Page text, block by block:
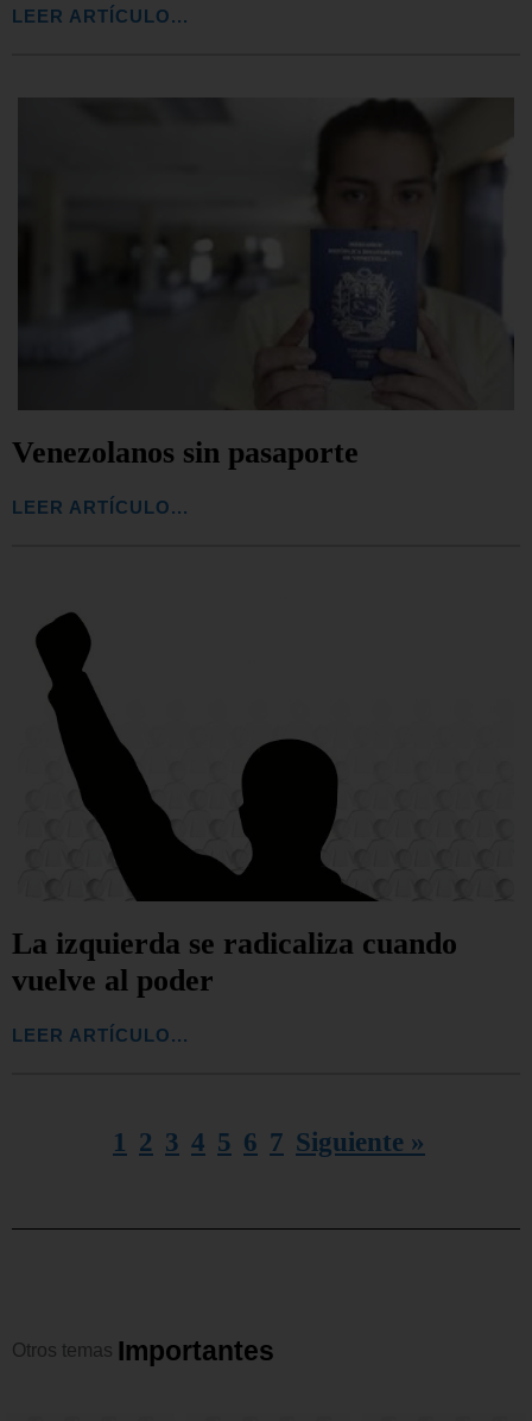
LEER ARTÍCULO...
Venezolanos sin pasaporte
LEER ARTÍCULO...
La izquierda se radicaliza cuando
vuelve al poder
LEER ARTÍCULO...
1 2 3 4 5 6 7 Siguiente »
Otros temas Importantes